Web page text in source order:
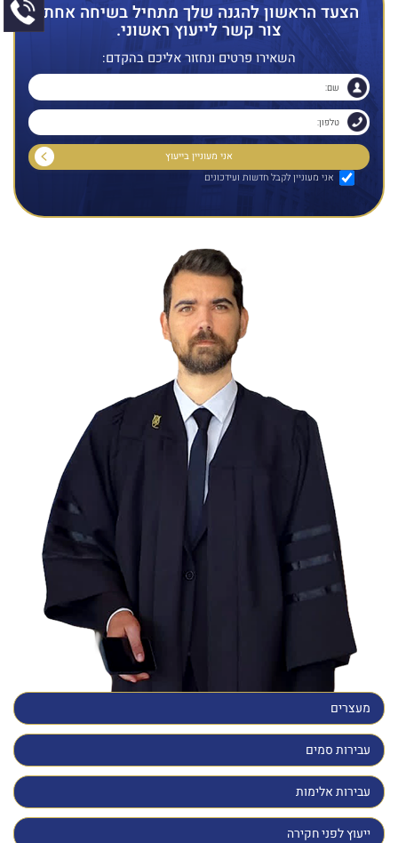
מעצרים
עבירות סמים
עבירות אלימות
ייעוץ לפני חקירה
הצעד הראשון להגנה שלך מתחיל בשיחה אחת.
צור קשר לייעוץ ראשוני.
השאירו פרטים ונחזור אליכם בהקדם:
אני מעוניין לקבל חדשות ועידכונים